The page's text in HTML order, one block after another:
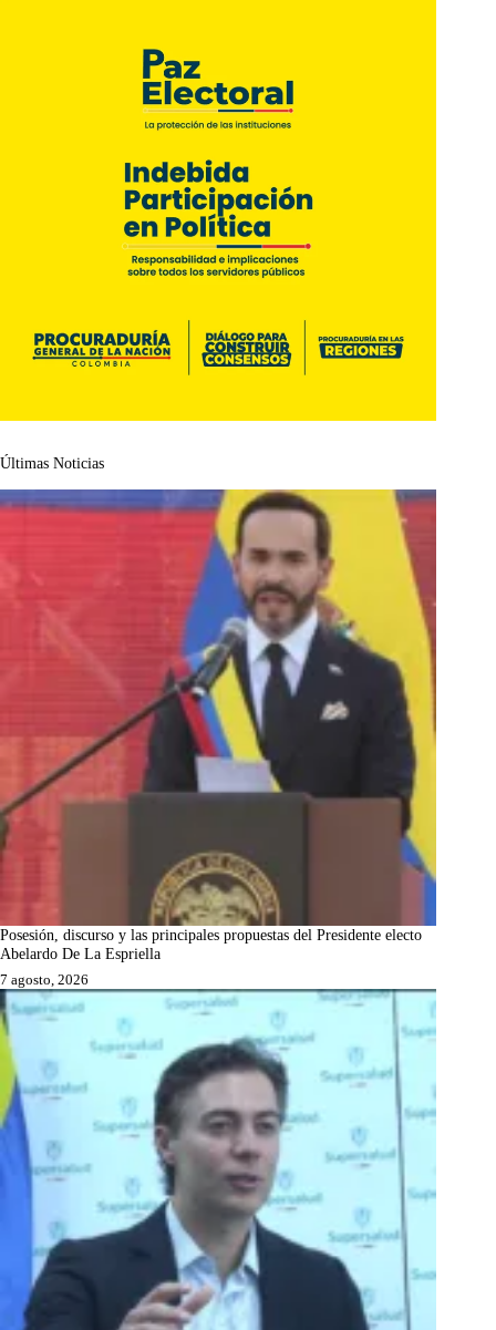
Últimas Noticias
Posesión, discurso y las principales propuestas del Presidente electo
Abelardo De La Espriella
7 agosto, 2026